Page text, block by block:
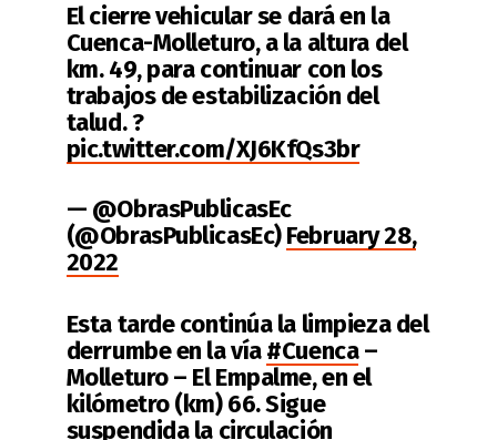
El cierre vehicular se dará en la
Cuenca-Molleturo, a la altura del
km. 49, para continuar con los
trabajos de estabilización del
talud. ?
pic.twitter.com/XJ6KfQs3br
— @ObrasPublicasEc
(@ObrasPublicasEc)February 28,
2022
Esta tarde continúa la limpieza del
derrumbe en la vía#Cuenca–
Molleturo – El Empalme, en el
kilómetro (km) 66. Sigue
suspendida la circulación